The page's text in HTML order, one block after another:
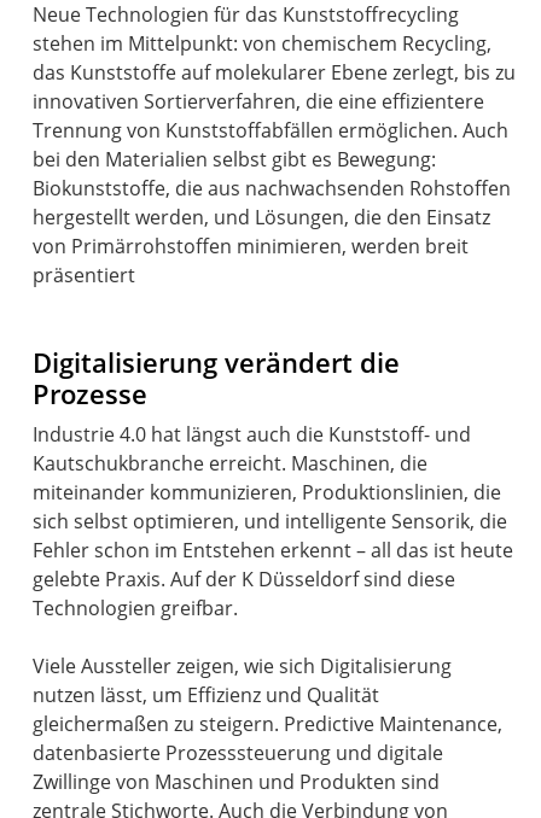
Neue Technologien für das Kunststoffrecycling
stehen im Mittelpunkt: von chemischem Recycling,
das Kunststoffe auf molekularer Ebene zerlegt, bis zu
innovativen Sortierverfahren, die eine effizientere
Trennung von Kunststoffabfällen ermöglichen. Auch
bei den Materialien selbst gibt es Bewegung:
Biokunststoffe, die aus nachwachsenden Rohstoffen
hergestellt werden, und Lösungen, die den Einsatz
von Primärrohstoffen minimieren, werden breit
präsentiert
Digitalisierung verändert die
Prozesse
Industrie 4.0 hat längst auch die Kunststoff- und
Kautschukbranche erreicht. Maschinen, die
miteinander kommunizieren, Produktionslinien, die
sich selbst optimieren, und intelligente Sensorik, die
Fehler schon im Entstehen erkennt – all das ist heute
gelebte Praxis. Auf der K Düsseldorf sind diese
Technologien greifbar.
Viele Aussteller zeigen, wie sich Digitalisierung
nutzen lässt, um Effizienz und Qualität
gleichermaßen zu steigern. Predictive Maintenance,
datenbasierte Prozesssteuerung und digitale
Zwillinge von Maschinen und Produkten sind
zentrale Stichworte. Auch die Verbindung von